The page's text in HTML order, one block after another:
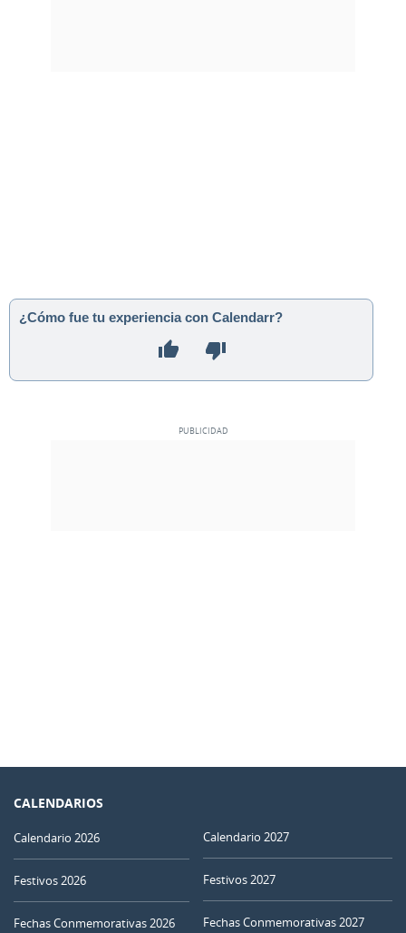
¿Cómo fue tu experiencia con Calendarr?
CALENDARIOS
Calendario 2026
Festivos 2026
Fechas Conmemorativas 2026
Calendario 2027
Festivos 2027
Fechas Conmemorativas 2027